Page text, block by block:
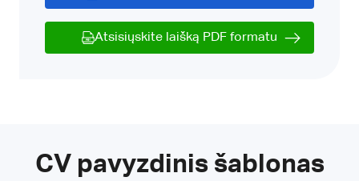
Atsisiųskite laišką PDF formatu
CV pavyzdinis šablonas